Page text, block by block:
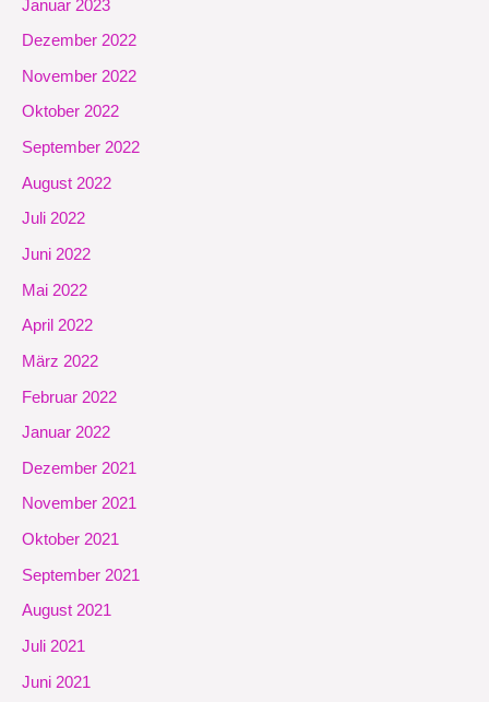
Januar 2023
Dezember 2022
November 2022
Oktober 2022
September 2022
August 2022
Juli 2022
Juni 2022
Mai 2022
April 2022
März 2022
Februar 2022
Januar 2022
Dezember 2021
November 2021
Oktober 2021
September 2021
August 2021
Juli 2021
Juni 2021